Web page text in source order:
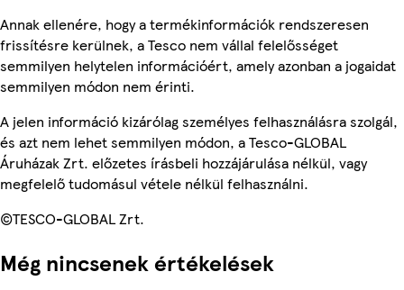
Annak ellenére, hogy a termékinformációk rendszeresen
frissítésre kerülnek, a Tesco nem vállal felelősséget
semmilyen helytelen információért, amely azonban a jogaidat
semmilyen módon nem érinti.
A jelen információ kizárólag személyes felhasználásra szolgál,
és azt nem lehet semmilyen módon, a Tesco-GLOBAL
Áruházak Zrt. előzetes írásbeli hozzájárulása nélkül, vagy
megfelelő tudomásul vétele nélkül felhasználni.
©TESCO-GLOBAL Zrt.
Még nincsenek értékelések